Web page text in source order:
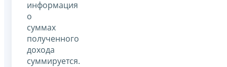
информация
о
суммах
полученного
дохода
суммируется.